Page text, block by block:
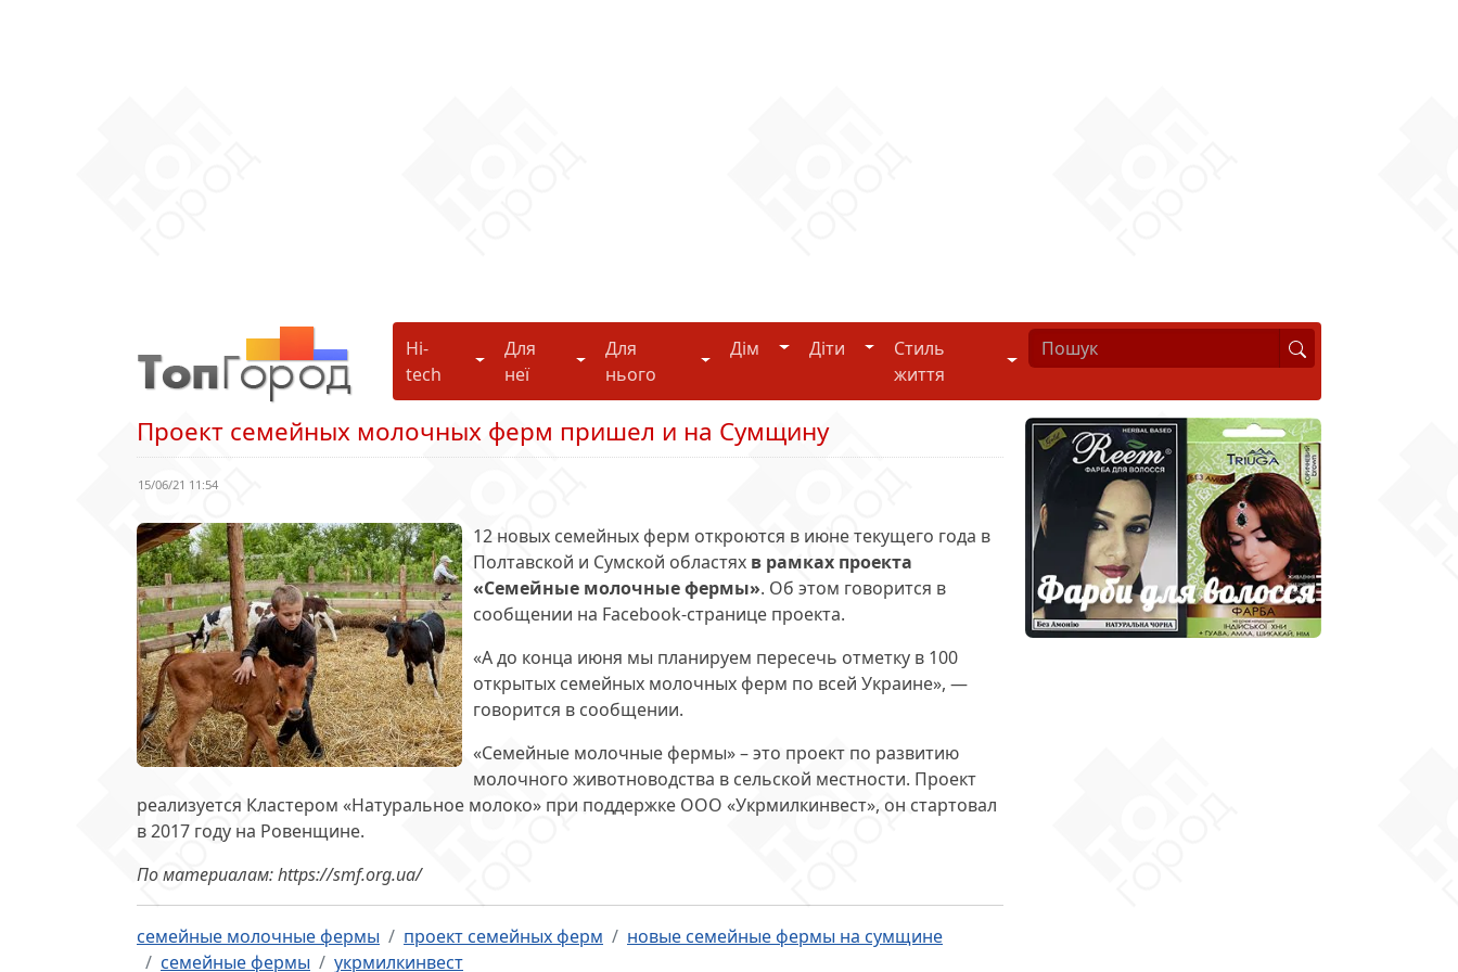
Hi-
tech
Hi-tech
Для
неї
Для неї
Для
нього
Для нього
Дім Дім Діти ДітиСтиль
життя
Стиль життя
Проект семейных молочных ферм пришел и на Сумщину
15/06/21 11:54
12 новых семейных ферм откроются в июне текущего года в
Полтавской и Сумской областях в рамках проекта
«Семейные молочные фермы». Об этом говорится в
сообщении на Facebook-странице проекта.
«А до конца июня мы планируем пересечь отметку в 100
открытых семейных молочных ферм по всей Украине», —
говорится в сообщении.
«Семейные молочные фермы» – это проект по развитию
молочного животноводства в сельской местности. Проект
реализуется Кластером «Натуральное молоко» при поддержке ООО «Укрмилкинвест», он стартовал
в 2017 году на Ровенщине.
По материалам: https://smf.org.ua/
семейные молочные фермы проект семейных ферм
новые семейные фермы на сумщине
семейные фермы
укрмилкинвест